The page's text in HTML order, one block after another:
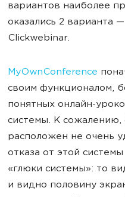
вариантов наиболее
оказались 2 варианта
Clickwebinar.
MyOwnConference
своим функционалом,
понятных онлайн-
системы. К
расположен не очень
отказа от этой
«глюки системы»: то
и видно половину